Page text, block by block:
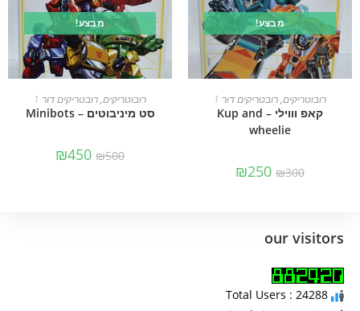
מבצע!
הוספה לסלרובוטריקים,רובטריקים דור 1
קאפ וווילי – Kup and
wheelie
₪300
₪250
מבצע!
הוספה לסלרובוטריקים,רובטריקים דור 1
סט מיניבוטים – Minibots
₪500
₪450
our visitors